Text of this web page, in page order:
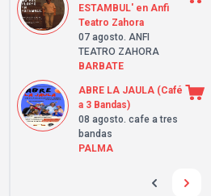
ESTAMBUL' en Anfi
Teatro Zahora
07 agosto. ANFI
TEATRO ZAHORA
BARBATE
ABRE LA JAULA (Café
a 3 Bandas)
08 agosto. cafe a tres
bandas
PALMA